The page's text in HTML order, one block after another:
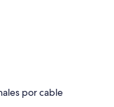
por cable